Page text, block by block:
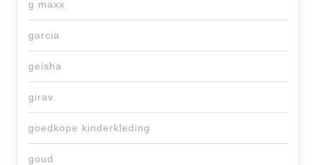
g maxx
garcia
geisha
girav
goedkope kinderkleding
goud